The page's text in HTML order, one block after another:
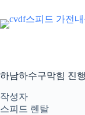
문
으
뛰
기
하남하수구막힘 진
작성자
스피드 렌탈